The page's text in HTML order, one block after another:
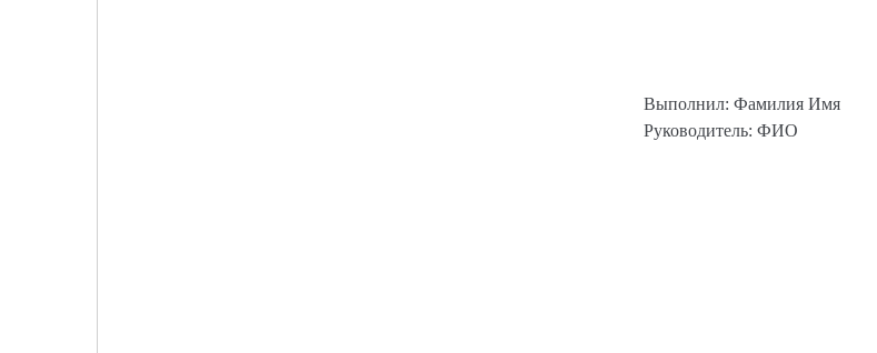
Выполнил: Фамилия Имя
Руководитель: ФИО